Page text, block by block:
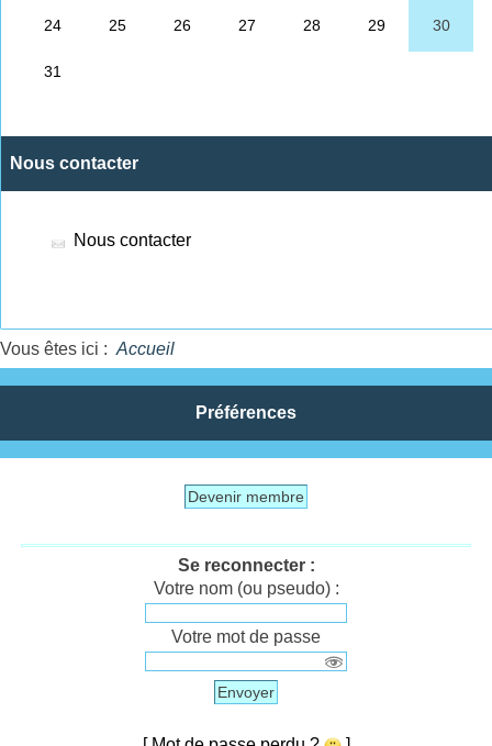
Nous contacter
Nous contacter
Vous êtes ici : Accueil
Préférences
Devenir membre
Se reconnecter :
Votre nom (ou pseudo) :
Votre mot de passe
Envoyer